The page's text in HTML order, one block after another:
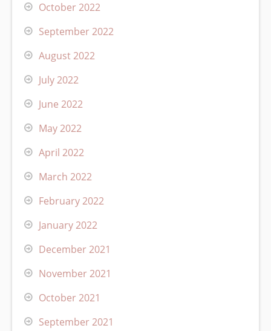
October 2022
September 2022
August 2022
July 2022
June 2022
May 2022
April 2022
March 2022
February 2022
January 2022
December 2021
November 2021
October 2021
September 2021